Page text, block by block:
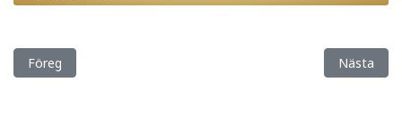
Föregående artikel: Julkalender hästen Zebulon slog till igen!
Föreg Nästa
Nästa